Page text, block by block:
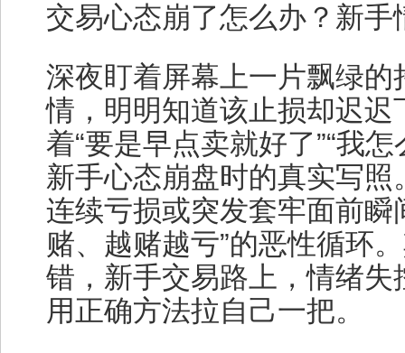
交易心态崩了怎么办？新手
深夜盯着屏幕上一片飘绿
情，明明知道该止损却迟
着“要是早点卖就好了”“我
新手心态崩盘时的真实写
连续亏损或突发套牢面前瞬
赌、越赌越亏”的恶性循环
错，新手交易路上，情绪
用正确方法拉自己一把。